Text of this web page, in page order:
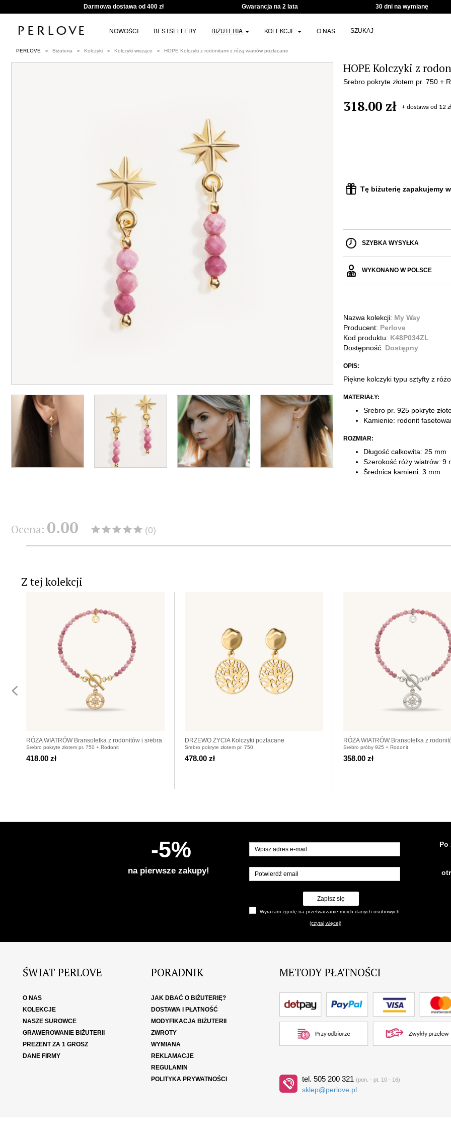
Darmowa dostawa od 400 zł Gwarancja na 2 lata 30 dni na wymianę
NOWOŚCI BESTSELLERY BIŻUTERIA KOLEKCJE O NAS SZUKAJ
PERLOVE Biżuteria Kolczyki Kolczyki wiszące HOPE Kolczyki z rodonitami z różą wiatrów pozłacane
HOPE Kolczyki z
Srebro pokryte złotem pr. 750 +
318.00 zł + dostawa od 12
Tę biżuterię zapakujemy
SZYBKA WYSYŁKA
WYKONANO W POLSCE
Nazwa kolekcji: My Way
Producent: Perlove
Kod produktu: K48P034ZL
Dostępność: Dostępny
OPIS:
Piękne kolczyki typu sztyfty z
MATERIAŁY:
Srebro pr. 925 pokryte
Kamienie: rodonit
ROZMIAR:
Długość całkowita: 25 mm
Szerokość róży wiatrów: 9
Średnica kamieni: 3 mm
Ocena: 0.00 (0)
Z tej kolekcji
RÓŻA WIATRÓW Bransoletka z rodonitów i srebra
pozłacanego
Srebro pokryte złotem pr. 750 + Rodonit
418.00 zł
DRZEWO ŻYCIA Kolczyki pozłacane
Srebro pokryte złotem pr. 750
478.00 zł
RÓŻA WIATRÓW Bransoletka z
925
Srebro próby 925 + Rodonit
358.00 zł
-5%
na pierwsze zakupy!
Zapisz się
Wyrażam zgodę na przetwarzanie moich danych osobowych
(czytaj więcej)
Po
ŚWIAT PERLOVE
O NAS
KOLEKCJE
NASZE SUROWCE
GRAWEROWANIE BIŻUTERII
PREZENT ZA 1 GROSZ
DANE FIRMY
PORADNIK
JAK DBAĆ O BIŻUTERIĘ?
DOSTAWA I PŁATNOŚĆ
MODYFIKACJA BIŻUTERII
ZWROTY
WYMIANA
REKLAMACJE
REGULAMIN
POLITYKA PRYWATNOŚCI
METODY PŁATNOŚCI
tel. 505 200 321 (pon. - pt. 10 - 16)
sklep@perlove.pl